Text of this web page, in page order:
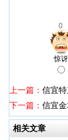
0
惊讶
上一篇： 信宜
下一篇： 信宜
相关文章